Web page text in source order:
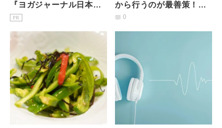
『ヨガジャーナル日本
版』予約購読のご案内
PR
から行うのが最善策！】
研究結果が示唆
0